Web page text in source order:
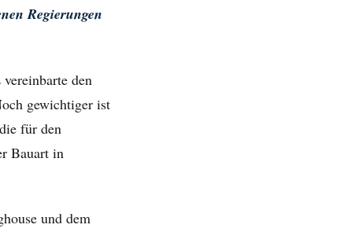
Regierungen
den
gewichtiger ist
für den
Bauart in
und dem